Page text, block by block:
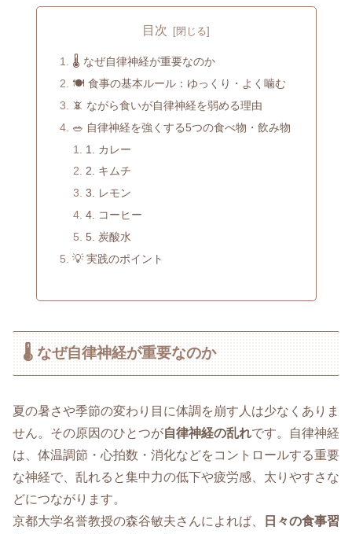
目次
🌡 なぜ自律神経が重要なのか
🍽 食事の基本ルール：ゆっくり・よく噛む
📵 ながら食いが自律神経を弱める理由
🥗 自律神経を強くする5つの食べ物・飲み物
1. カレー
2. キムチ
3. レモン
4. コーヒー
5. 炭酸水
💡 実践のポイント
🌡 なぜ自律神経が重要なのか
夏の暑さや季節の変わり目に体調を崩す人は少なくありま
せん。その原因のひとつが自律神経の乱れです。自律神経
は、体温調節・心拍数・消化などをコントロールする重要
な神経で、乱れると集中力の低下や疲労感、太りやすさな
どにつながります。
京都大学名誉教授の森谷敏夫さんによれば、
日々の食事習